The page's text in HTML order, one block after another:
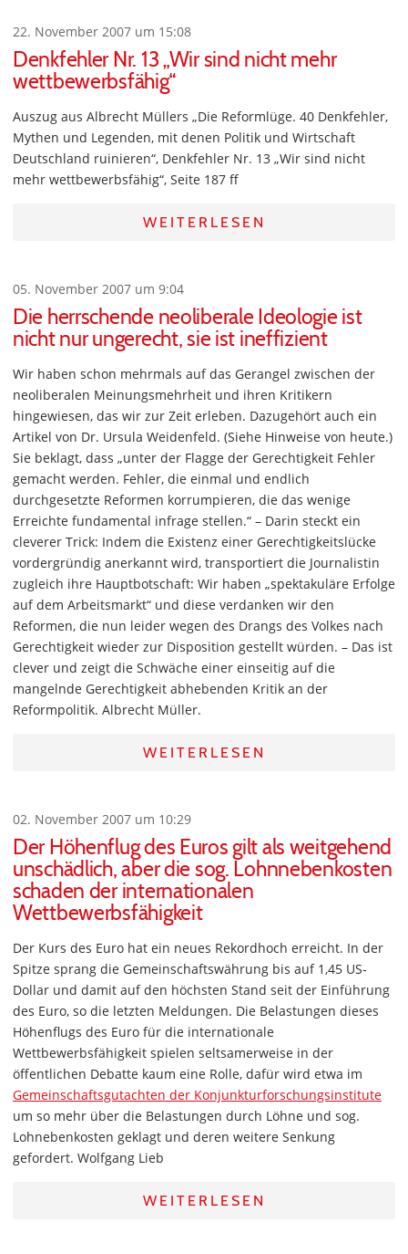
22. November 2007 um 15:08
Denkfehler Nr. 13 „Wir sind nicht mehr
wettbewerbsfähig“
Auszug aus Albrecht Müllers „Die Reformlüge. 40 Denkfehler,
Mythen und Legenden, mit denen Politik und Wirtschaft
Deutschland ruinieren“, Denkfehler Nr. 13 „Wir sind nicht
mehr wettbewerbsfähig“, Seite 187 ff
WEITERLESEN
05. November 2007 um 9:04
Die herrschende neoliberale Ideologie ist
nicht nur ungerecht, sie ist ineffizient
Wir haben schon mehrmals auf das Gerangel zwischen der
neoliberalen Meinungsmehrheit und ihren Kritikern
hingewiesen, das wir zur Zeit erleben. Dazugehört auch ein
Artikel von Dr. Ursula Weidenfeld. (Siehe Hinweise von heute.)
Sie beklagt, dass „unter der Flagge der Gerechtigkeit Fehler
gemacht werden. Fehler, die einmal und endlich
durchgesetzte Reformen korrumpieren, die das wenige
Erreichte fundamental infrage stellen.“ – Darin steckt ein
cleverer Trick: Indem die Existenz einer Gerechtigkeitslücke
vordergründig anerkannt wird, transportiert die Journalistin
zugleich ihre Hauptbotschaft: Wir haben „spektakuläre Erfolge
auf dem Arbeitsmarkt“ und diese verdanken wir den
Reformen, die nun leider wegen des Drangs des Volkes nach
Gerechtigkeit wieder zur Disposition gestellt würden. – Das ist
clever und zeigt die Schwäche einer einseitig auf die
mangelnde Gerechtigkeit abhebenden Kritik an der
Reformpolitik. Albrecht Müller.
WEITERLESEN
02. November 2007 um 10:29
Der Höhenflug des Euros gilt als weitgehend
unschädlich, aber die sog. Lohnnebenkosten
schaden der internationalen
Wettbewerbsfähigkeit
Der Kurs des Euro hat ein neues Rekordhoch erreicht. In der
Spitze sprang die Gemeinschaftswährung bis auf 1,45 US-
Dollar und damit auf den höchsten Stand seit der Einführung
des Euro, so die letzten Meldungen. Die Belastungen dieses
Höhenflugs des Euro für die internationale
Wettbewerbsfähigkeit spielen seltsamerweise in der
öffentlichen Debatte kaum eine Rolle, dafür wird etwa im
Gemeinschaftsgutachten der Konjunkturforschungsinstitute
um so mehr über die Belastungen durch Löhne und sog.
Lohnebenkosten geklagt und deren weitere Senkung
gefordert. Wolfgang Lieb
WEITERLESEN